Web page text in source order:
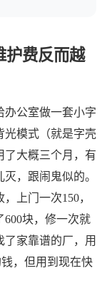
护费反而越
办公室做一套小字
光模式（就是字壳
了大概三个月，有
，跟闹鬼似的。
上门一次150，
块，修一次就
家靠谱的厂，用
，但用到现在快